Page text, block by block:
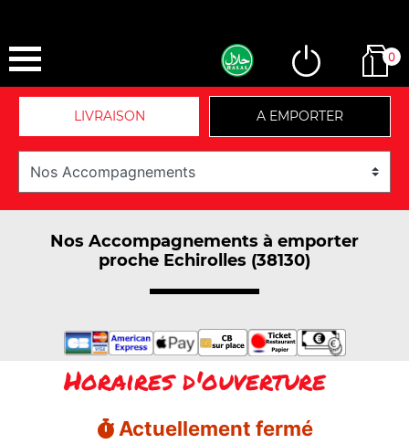
0
LIVRAISON A EMPORTER
Nos Accompagnements à emporter
proche Echirolles (38130)
Horaires d'ouverture
Actuellement fermé